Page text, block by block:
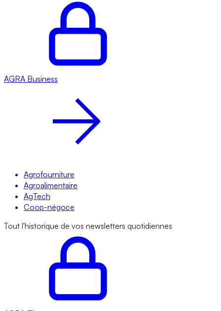
AGRA Business
Agrofourniture
Agroalimentaire
AgTech
Coop-négoce
Tout l'historique de vos newsletters quotidiennes